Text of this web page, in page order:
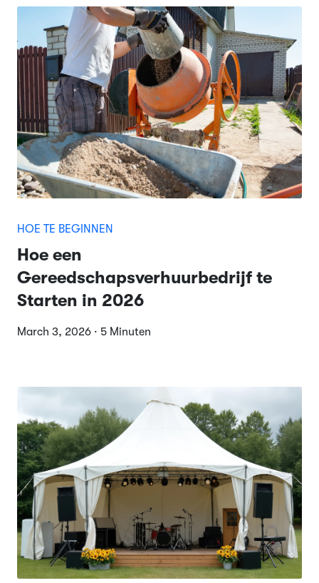
HOE TE BEGINNEN
Hoe een
Gereedschapsverhuurbedrijf te
Starten in 2026
March 3, 2026 · 5 Minuten